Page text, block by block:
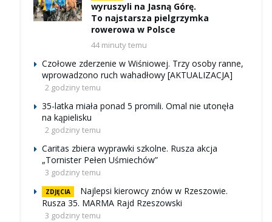
wyruszyli na Jasną Górę.
To najstarsza pielgrzymka
rowerowa w Polsce
44 minuty temu
Czołowe zderzenie w Wiśniowej. Trzy osoby ranne,
wprowadzono ruch wahadłowy [AKTUALIZACJA]
2 godziny temu
35-latka miała ponad 5 promili. Omal nie utonęła
na kąpielisku
2 godziny temu
Caritas zbiera wyprawki szkolne. Rusza akcja
„Tornister Pełen Uśmiechów”
3 godziny temu
ZDJĘCIA
Najlepsi kierowcy znów w Rzeszowie.
Rusza 35. MARMA Rajd Rzeszowski
3 godziny temu